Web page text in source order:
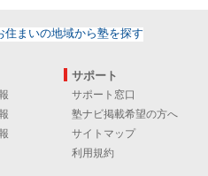
サポート
サポート窓口
塾ナビ掲載希望の方へ
サイトマップ
利用規約